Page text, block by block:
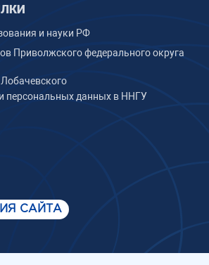
и науки РФ
Приволжского федерального округа
персональных данных в ННГУ
САЙТА